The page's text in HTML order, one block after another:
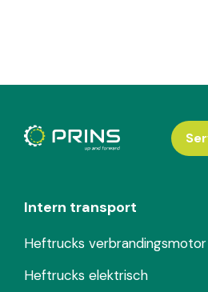
Intern transport
Heftrucks verbrandingsmotor
Heftrucks elektrisch